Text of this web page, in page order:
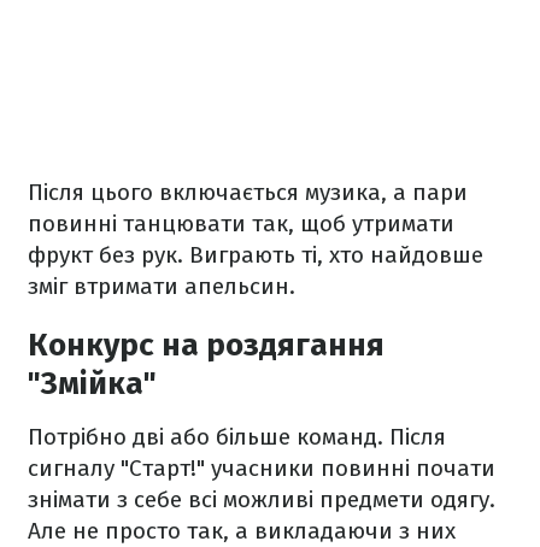
Після цього включається музика, а пари
повинні танцювати так, щоб утримати
фрукт без рук. Виграють ті, хто найдовше
зміг втримати апельсин.
Конкурс на роздягання
"Змійка"
Потрібно дві або більше команд. Після
сигналу "Старт!" учасники повинні почати
знімати з себе всі можливі предмети одягу.
Але не просто так, а викладаючи з них